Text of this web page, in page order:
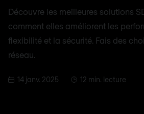
Découvre les meilleures solutions
comment elles améliorent les
flexibilité et la sécurité. Fais des
réseau.
14 janv. 2025 12 min. lecture